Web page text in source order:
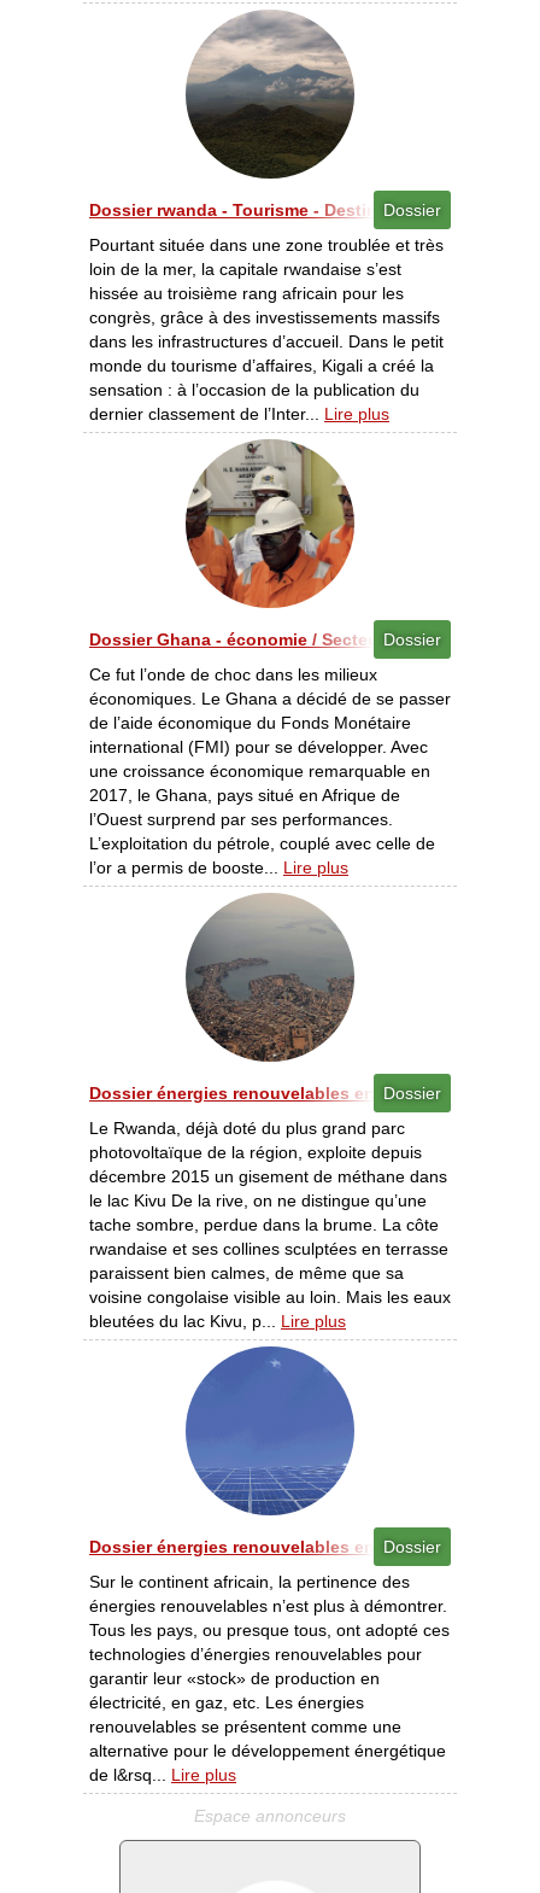
Dossier
Dossier rwanda - Tourisme - Destination rêvée pour le
Pourtant située dans une zone troublée et très
loin de la mer, la capitale rwandaise s’est
hissée au troisième rang africain pour les
congrès, grâce à des investissements massifs
dans les infrastructures d’accueil. Dans le petit
monde du tourisme d’affaires, Kigali a créé la
sensation : à l’occasion de la publication du
dernier classement de l’Inter... Lire plus
Dossier
Dossier Ghana - économie / Secteurs des services -
Ce fut l’onde de choc dans les milieux
économiques. Le Ghana a décidé de se passer
de l’aide économique du Fonds Monétaire
international (FMI) pour se développer. Avec
une croissance économique remarquable en
2017, le Ghana, pays situé en Afrique de
l’Ouest surprend par ses performances.
L’exploitation du pétrole, couplé avec celle de
l’or a permis de booste... Lire plus
Dossier
Dossier énergies renouvelables en Afrique - Grands
Le Rwanda, déjà doté du plus grand parc
photovoltaïque de la région, exploite depuis
décembre 2015 un gisement de méthane dans
le lac Kivu De la rive, on ne distingue qu’une
tache sombre, perdue dans la brume. La côte
rwandaise et ses collines sculptées en terrasse
paraissent bien calmes, de même que sa
voisine congolaise visible au loin. Mais les eaux
bleutées du lac Kivu, p... Lire plus
Dossier
Dossier énergies renouvelables en Afrique - Les
Sur le continent africain, la pertinence des
énergies renouvelables n’est plus à démontrer.
Tous les pays, ou presque tous, ont adopté ces
technologies d’énergies renouvelables pour
garantir leur «stock» de production en
électricité, en gaz, etc. Les énergies
renouvelables se présentent comme une
alternative pour le développement énergétique
de l&rsq... Lire plus
Espace annonceurs